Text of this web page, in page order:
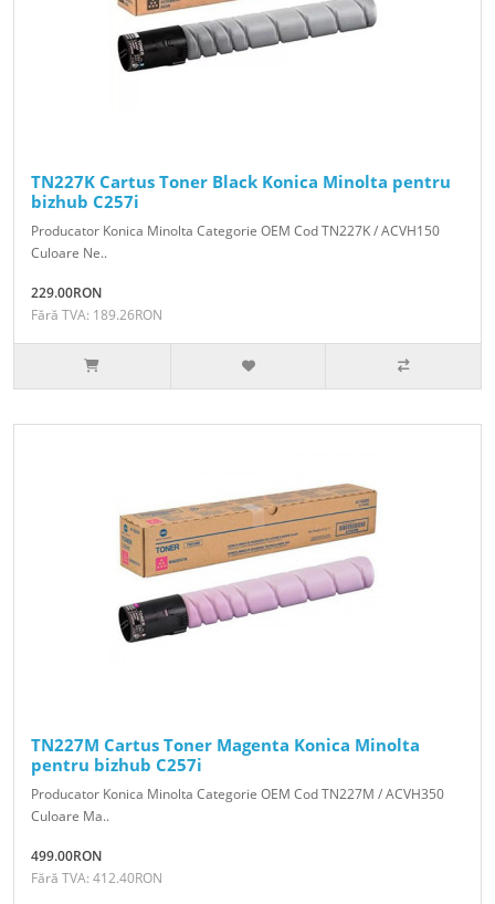
TN227K Cartus Toner Black Konica Minolta pentru
bizhub C257i
Producator Konica Minolta Categorie OEM Cod TN227K / ACVH150
Culoare Ne..
229.00RON
Fără TVA: 189.26RON
TN227M Cartus Toner Magenta Konica Minolta
pentru bizhub C257i
Producator Konica Minolta Categorie OEM Cod TN227M / ACVH350
Culoare Ma..
499.00RON
Fără TVA: 412.40RON